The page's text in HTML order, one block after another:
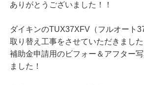
ありがとうございました！！
ダイキンのTUX37XFV（フルオート
取り替え工事をさせていただきました
補助金申請用のビフォー＆アフター
ました！